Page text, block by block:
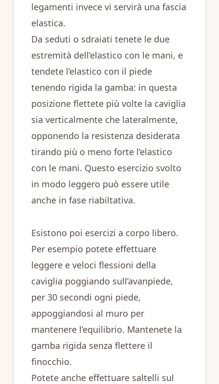
legamenti invece vi servirà una fascia
elastica.
Da seduti o sdraiati tenete le due
estremità dell’elastico con le mani, e
tendete l’elastico con il piede
tenendo rigida la gamba: in questa
posizione flettete più volte la caviglia
sia verticalmente che lateralmente,
opponendo la resistenza desiderata
tirando più o meno forte l’elastico
con le mani. Questo esercizio svolto
in modo leggero può essere utile
anche in fase riabiltativa.
Esistono poi esercizi a corpo libero.
Per esempio potete effettuare
leggere e veloci flessioni della
caviglia poggiando sull’avanpiede,
per 30 secondi ogni piede,
appoggiandosi al muro per
mantenere l’equilibrio. Mantenete la
gamba rigida senza flettere il
finocchio.
Potete anche effettuare saltelli sul